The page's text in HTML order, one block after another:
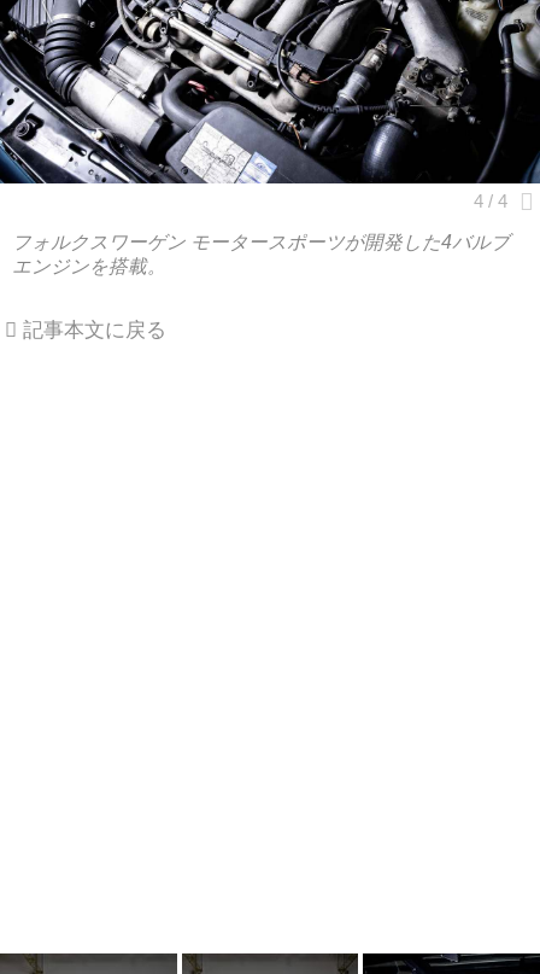
フォルクスワーゲン モータースポーツが開発した4バルブ
エンジンを搭載。
記事本文に戻る